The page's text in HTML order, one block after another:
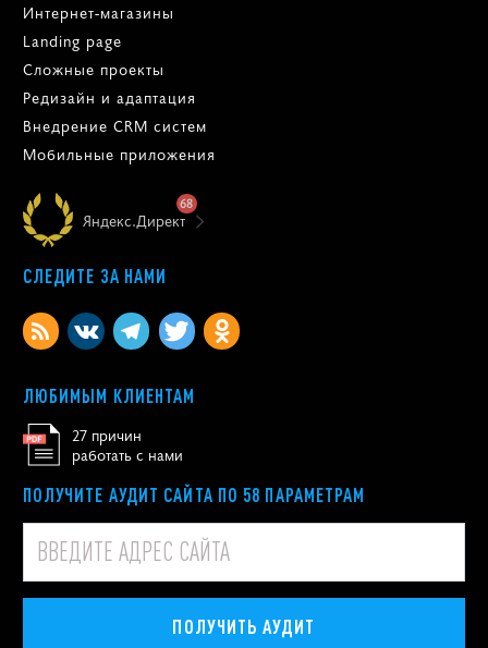
Интернет-магазины
Landing page
Сложные проекты
Редизайн и адаптация
Внедрение CRM систем
Мобильные приложения
Яндекс.Директ
68
СЛЕДИТЕ ЗА НАМИ
ЛЮБИМЫМ КЛИЕНТАМ
27 причин
работать с нами
ПОЛУЧИТЕ АУДИТ САЙТА ПО 58 ПАРАМЕТРАМ
ПОЛУЧИТЬ АУДИТ